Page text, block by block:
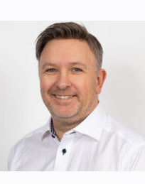
Nyheter